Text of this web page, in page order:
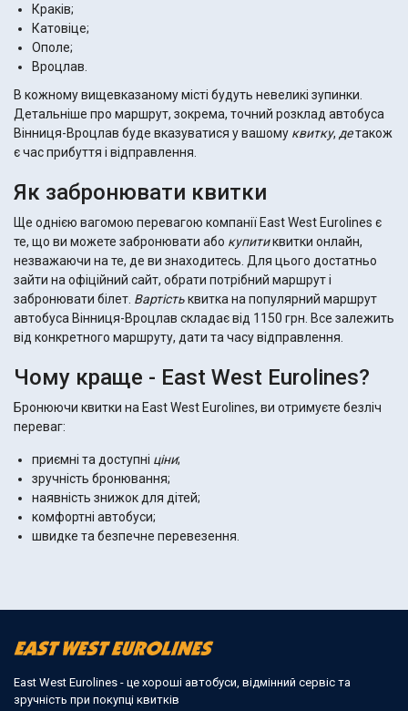
Краків;
Катовіце;
Ополе;
Вроцлав.
В кожному вищевказаному місті будуть невеликі зупинки.
Детальніше про маршрут, зокрема, точний розклад автобуса
Вінниця-Вроцлав буде вказуватися у вашому квитку, детакож
є час прибуття і відправлення.
Як забронювати квитки
Ще однією вагомою перевагою компанії East West Eurolines є
те, що ви можете забронювати або купитиквитки онлайн,
незважаючи на те, де ви знаходитесь. Для цього достатньо
зайти на офіційний сайт, обрати потрібний маршрут і
забронювати білет. Вартістьквитка на популярний маршрут
автобуса Вінниця-Вроцлав складає від 1150 грн. Все залежить
від конкретного маршруту, дати та часу відправлення.
Чому краще - East West Eurolines?
Бронюючи квитки на East West Eurolines, ви отримуєте безліч
переваг:
приємні та доступні ціни;
зручність бронювання;
наявність знижок для дітей;
комфортні автобуси;
швидке та безпечне перевезення.
East West Eurolines - це хороші автобуси, відмінний сервіс та
зручність при покупці квитків